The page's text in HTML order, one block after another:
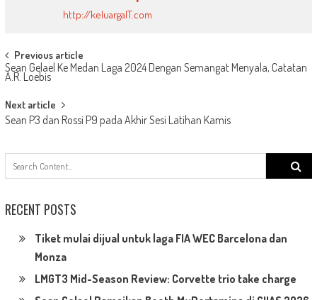
http://keluargaIT.com
Post
navigation
Previous article
Sean Gelael Ke Medan Laga 2024 Dengan Semangat Menyala, Catatan
A.R. Loebis
Next article
Sean P3 dan Rossi P9 pada Akhir Sesi Latihan Kamis
Search
for:
RECENT POSTS
Tiket mulai dijual untuk laga FIA WEC Barcelona dan
Monza
LMGT3 Mid-Season Review: Corvette trio take charge